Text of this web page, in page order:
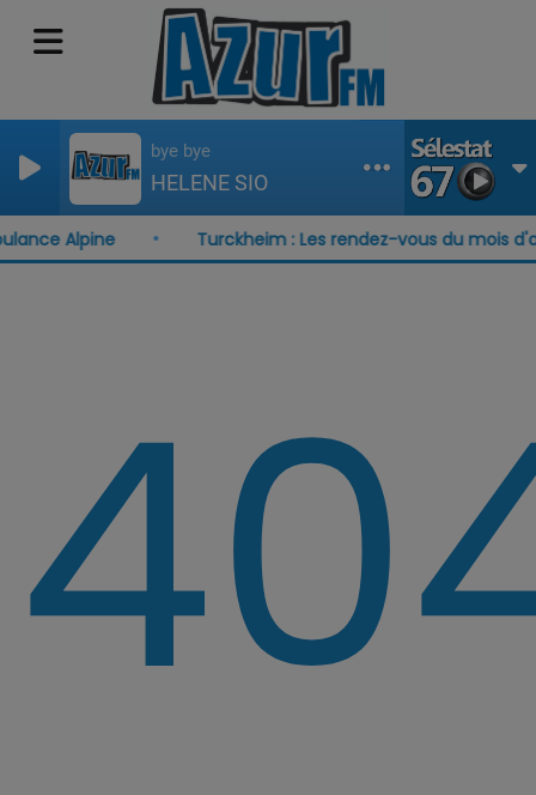
bye bye
HELENE SIO
Alpine Turckheim : Les rendez-vous du mois